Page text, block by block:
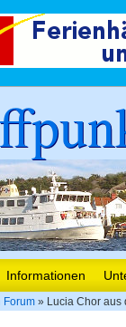
Informationen
Forum » Lucia Chor aus